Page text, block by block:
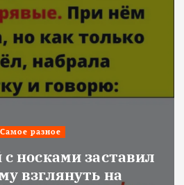
Самое разное
носками заставил
взглянуть на